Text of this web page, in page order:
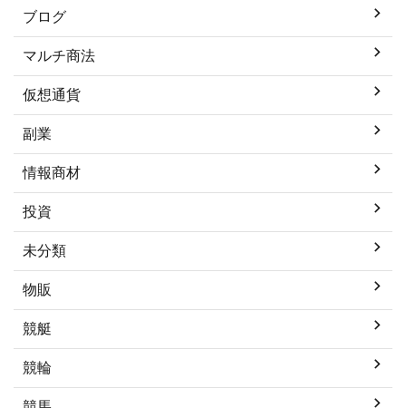
ブログ
マルチ商法
仮想通貨
副業
情報商材
投資
未分類
物販
競艇
競輪